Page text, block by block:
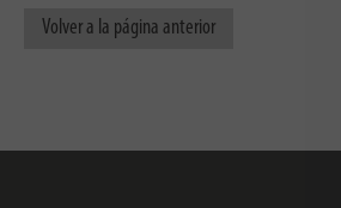
Volver a la página anterior